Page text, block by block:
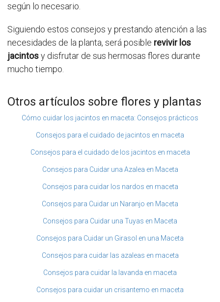
según lo necesario.
Siguiendo estos consejos y prestando atención a las
necesidades de la planta, será posible revivir los
jacintosy disfrutar de sus hermosas flores durante
mucho tiempo.
Otros artículos sobre flores y plantas
Cómo cuidar los jacintos en maceta: Consejos prácticos
Consejos para el cuidado de jacintos en maceta
Consejos para el cuidado de los jacintos en maceta
Consejos para Cuidar una Azalea en Maceta
Consejos para cuidar los nardos en maceta
Consejos para Cuidar un Naranjo en Maceta
Consejos para Cuidar una Tuyas en Maceta
Consejos para Cuidar un Girasol en una Maceta
Consejos para cuidar las azaleas en maceta
Consejos para cuidar la lavanda en maceta
Consejos para cuidar un crisantemo en maceta